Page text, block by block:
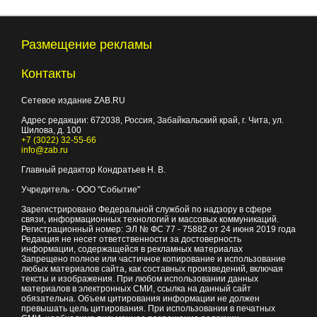
Размещение рекламы
Контакты
Сетевое издание ZAB.RU
Адрес редакции: 672038, Россия, Забайкальский край, г. Чита, ул.
Шилова, д. 100
+7 (3022) 32-55-66
info@zab.ru
Главный редактор Кондратьев Н. В.
Учредитель - ООО "Событие"
Зарегистрировано Федеральной службой по надзору в сфере
связи, информационных технологий и массовых коммуникаций.
Регистрационный номер: ЭЛ № ФС 77 - 75882 от 24 июня 2019 года
Редакция не несет ответственности за достоверность
информации, содержащейся в рекламных материалах
Запрещено полное или частичное копирование и использование
любых материалов сайта, как составных произведений, включая
тексты и изображения. При любом использовании данных
материалов в электронных СМИ, ссылка на данный сайт
обязательна. Объем цитирования информации не должен
превышать цель цитирования. При использовании в печатных